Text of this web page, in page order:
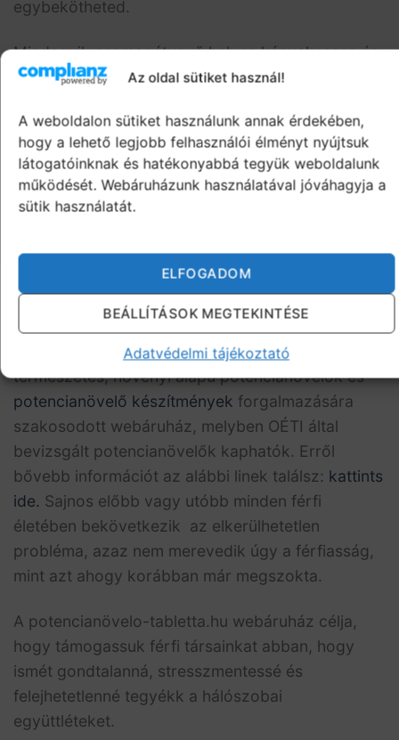
Az oldal sütiket használ!
A weboldalon sütiket használunk annak érdekében,
hogy a lehető legjobb felhasználói élményt nyújtsuk
látogatóinknak és hatékonyabbá tegyük weboldalunk
működését. Webáruházunk használatával jóváhagyja a
sütik használatát.
ELFOGADOM
BEÁLLÍTÁSOK MEGTEKINTÉSE
Adatvédelmi tájékoztató
egybekötheted.
Mindegyik csomagátvevő helyen kényelmesen és
diszkréten fel tudod venni a potencianövelő
csomagon a feladó neve: Camelot Consulting
Kft. leszés nem webshop neve, ne aggódj emiatt.
POTENCIANÖVELŐ WEBÁRUHÁZ
2018 óta a potencianovelo-tabletta.hu kizárólag
természetes, növényi alapú potencianövelők és
potencianövelő készítmények forgalmazására
szakosodott webáruház, melyben OÉTI által
bevizsgált potencianövelők kaphatók. Erről
bővebb információt az alábbi linek találsz: kattints
ide. Sajnos előbb vagy utóbb minden férfi
életében bekövetkezik az elkerülhetetlen
probléma, azaz nem merevedik úgy a férfiasság,
mint azt ahogy korábban már megszokta.
A potencianövelo-tabletta.hu webáruház célja,
hogy támogassuk férfi társainkat abban, hogy
ismét gondtalanná, stresszmentessé és
felejhetetlenné tegyékk a hálószobai
együttléteket.